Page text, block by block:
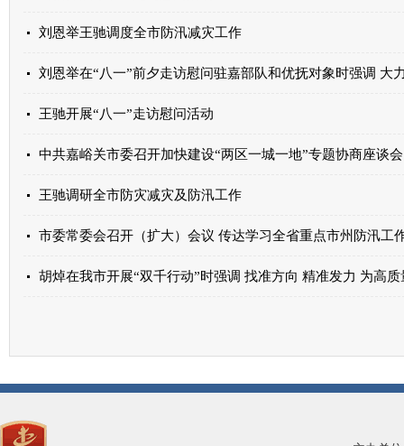
刘恩举王驰调度全市防汛减灾工作
王驰开展“八一”走访慰问活动
中共嘉峪关市委召开加快建设“两区一城一地”专题协商座谈
王驰调研全市防灾减灾及防汛工作
胡焯在我市开展“双千行动”时强调 找准方向 精准发力 为高